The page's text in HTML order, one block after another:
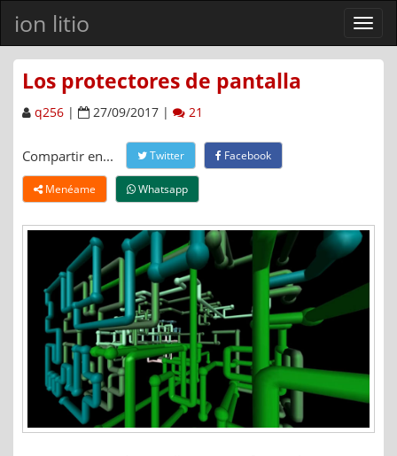
ion litio
Ver
menú
Los protectores de pantalla
q256 | 27/09/2017 | 21
Compartir en... Twitter Facebook
Menéame Whatsapp